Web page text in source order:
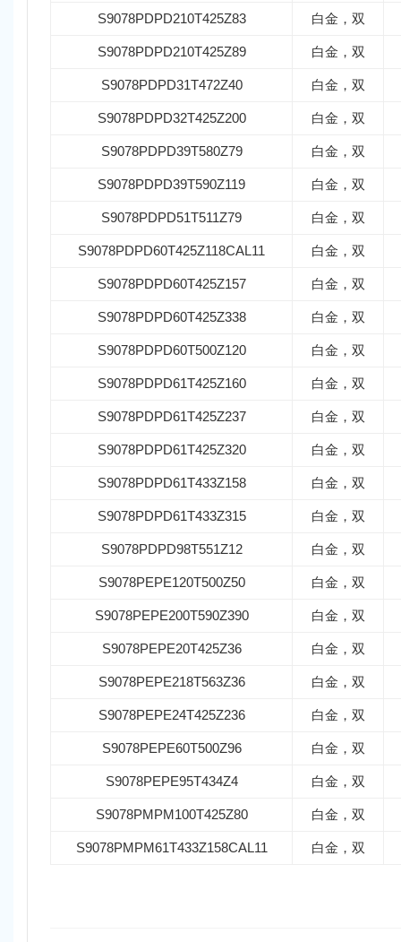
S9078PDPD210T425Z83 白金，双
S9078PDPD210T425Z89 白金，双
S9078PDPD31T472Z40 白金，双
S9078PDPD32T425Z200 白金，双
S9078PDPD39T580Z79 白金，双
S9078PDPD39T590Z119 白金，双
S9078PDPD51T511Z79 白金，双
S9078PDPD60T425Z118CAL11 白金，双
S9078PDPD60T425Z157 白金，双
S9078PDPD60T425Z338 白金，双
S9078PDPD60T500Z120 白金，双
S9078PDPD61T425Z160 白金，双
S9078PDPD61T425Z237 白金，双
S9078PDPD61T425Z320 白金，双
S9078PDPD61T433Z158 白金，双
S9078PDPD61T433Z315 白金，双
S9078PDPD98T551Z12 白金，双
S9078PEPE120T500Z50 白金，双
S9078PEPE200T590Z390 白金，双
S9078PEPE20T425Z36 白金，双
S9078PEPE218T563Z36 白金，双
S9078PEPE24T425Z236 白金，双
S9078PEPE60T500Z96 白金，双
S9078PEPE95T434Z4 白金，双
S9078PMPM100T425Z80 白金，双
S9078PMPM61T433Z158CAL11 白金，双